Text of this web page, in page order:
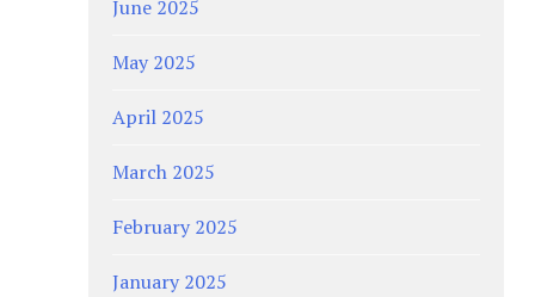
June 2025
May 2025
April 2025
March 2025
February 2025
January 2025